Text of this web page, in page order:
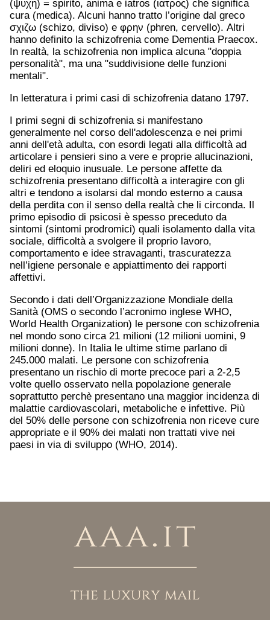
(ψυχη) = spirito, anima e iatros (ιατρος) che significa
cura (medica). Alcuni hanno tratto l’origine dal greco
σχιζω (schizo, diviso) e φρην (phren, cervello). Altri
hanno definito la schizofrenia come Dementia Praecox.
In realtà, la schizofrenia non implica alcuna "doppia
personalità", ma una "suddivisione delle funzioni
mentali".
In letteratura i primi casi di schizofrenia datano 1797.
I primi segni di schizofrenia si manifestano
generalmente nel corso dell'adolescenza e nei primi
anni dell'età adulta, con esordi legati alla difficoltà ad
articolare i pensieri sino a vere e proprie allucinazioni,
deliri ed eloquio inusuale. Le persone affette da
schizofrenia presentano difficoltà a interagire con gli
altri e tendono a isolarsi dal mondo esterno a causa
della perdita con il senso della realtà che li circonda. Il
primo episodio di psicosi è spesso preceduto da
sintomi (sintomi prodromici) quali isolamento dalla vita
sociale, difficoltà a svolgere il proprio lavoro,
comportamento e idee stravaganti, trascuratezza
nell’igiene personale e appiattimento dei rapporti
affettivi.
Secondo i dati dell’Organizzazione Mondiale della
Sanità (OMS o secondo l’acronimo inglese WHO,
World Health Organization) le persone con schizofrenia
nel mondo sono circa 21 milioni (12 milioni uomini, 9
milioni donne). In Italia le ultime stime parlano di
245.000 malati. Le persone con schizofrenia
presentano un rischio di morte precoce pari a 2-2,5
volte quello osservato nella popolazione generale
soprattutto perchè presentano una maggior incidenza di
malattie cardiovascolari, metaboliche e infettive. Più
del 50% delle persone con schizofrenia non riceve cure
appropriate e il 90% dei malati non trattati vive nei
paesi in via di sviluppo (WHO, 2014).